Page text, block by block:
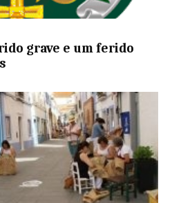
grave e um ferido